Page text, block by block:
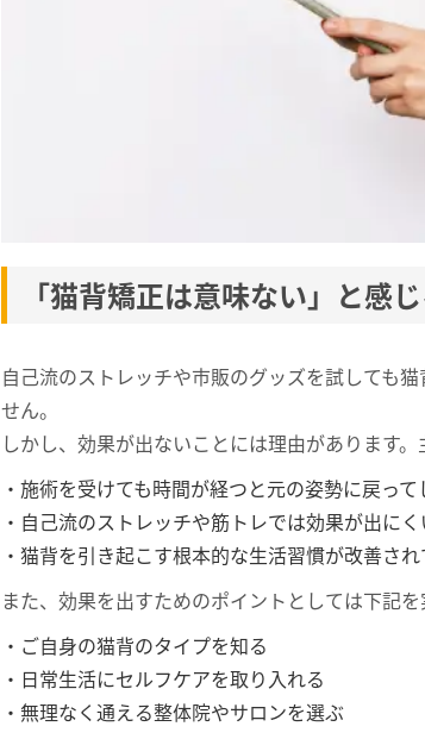
「猫背矯正は意味ない」と感
自己流のストレッチや市販のグッズを試しても
せん。
しかし、効果が出ないことには理由があります。
・施術を受けても時間が経つと元の姿勢に戻って
・自己流のストレッチや筋トレでは効果が出にく
・猫背を引き起こす根本的な生活習慣が改善さ
また、効果を出すためのポイントとしては下記を
・ご自身の猫背のタイプを知る
・日常生活にセルフケアを取り入れる
・無理なく通える整体院やサロンを選ぶ